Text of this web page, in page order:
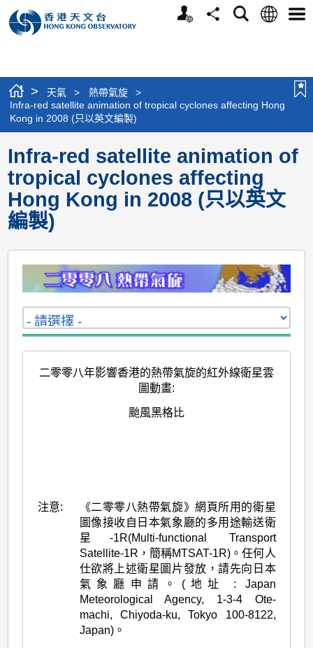
個
分
搜
語
選
> 天氣 > 熱帶氣旋
>
Infra-red satellite animation of tropical cyclones affecting Hong
Kong in 2008 (只以英文編製)
Infra-red satellite animation of
tropical cyclones affecting
Hong Kong in 2008 (只以英文
編製)
二零零八年影響香港的熱帶氣旋的紅外線衛星雲
圖動畫:
颱風黑格比
注意:
《二零零八熱帶氣旋》網頁所用的衛星
圖像接收自日本氣象廳的多用途輸送衛
星-1R(Multi-functional Transport
Satellite-1R，簡稱MTSAT-1R)。任何人
仕欲將上述衛星圖片發放，請先向日本
氣象廳申請。(地址 : Japan
Meteorological Agency, 1-3-4 Ote-
machi, Chiyoda-ku, Tokyo 100-8122,
Japan)。